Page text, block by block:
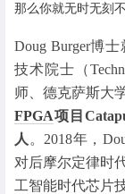
那么你就无时无刻
Doug Burger博
技术院士（
师、德克萨斯大
FPGA项目
人 。2018年，
对后摩尔定律时
工智能时代芯片